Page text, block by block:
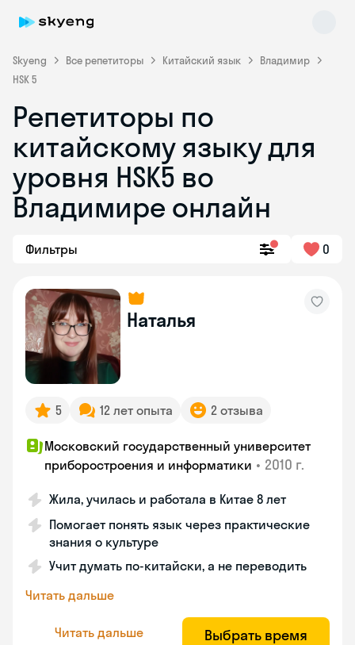
Skyeng Все репетиторы Китайский язык
Владимир
HSK 5
Репетиторы по
китайскому языку для
уровня HSK5 во
Владимире онлайн
Фильтры 0
Наталья
5 12 лет опыта 2 отзыва
Московский государственный университет
приборостроения и информатики • 2010 г.
Жила, училась и работала в Китае 8 лет
Помогает понять язык через практические
знания о культуре
Учит думать по-китайски, а не переводить
Читать дальше
Читать дальше Выбрать время
Skyeng Chat
online